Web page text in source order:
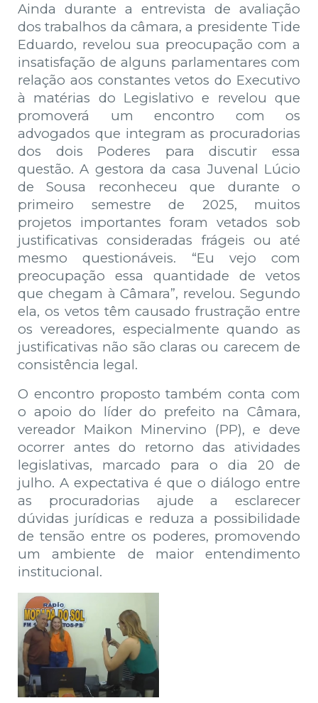
Ainda durante a entrevista de avaliação
dos trabalhos da câmara, a presidente Tide
Eduardo, revelou sua preocupação com a
insatisfação de alguns parlamentares com
relação aos constantes vetos do Executivo
à matérias do Legislativo e revelou que
promoverá um encontro com os
advogados que integram as procuradorias
dos dois Poderes para discutir essa
questão. A gestora da casa Juvenal Lúcio
de Sousa reconheceu que durante o
primeiro semestre de 2025, muitos
projetos importantes foram vetados sob
justificativas consideradas frágeis ou até
mesmo questionáveis. “Eu vejo com
preocupação essa quantidade de vetos
que chegam à Câmara”, revelou. Segundo
ela, os vetos têm causado frustração entre
os vereadores, especialmente quando as
justificativas não são claras ou carecem de
consistência legal.
O encontro proposto também conta com
o apoio do líder do prefeito na Câmara,
vereador Maikon Minervino (PP), e deve
ocorrer antes do retorno das atividades
legislativas, marcado para o dia 20 de
julho. A expectativa é que o diálogo entre
as procuradorias ajude a esclarecer
dúvidas jurídicas e reduza a possibilidade
de tensão entre os poderes, promovendo
um ambiente de maior entendimento
institucional.